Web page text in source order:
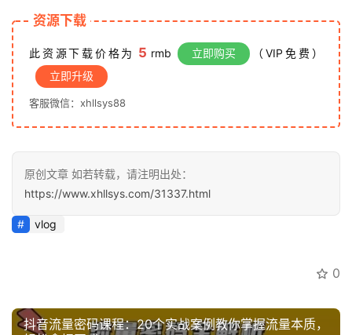
业
资
源
会
资源下载
此资源下载价格为 5 rmb 立即购买
（VIP免费）
立即升级
客服微信：xhllsys88
原创文章 如若转载，请注明出处：
https://www.xhllsys.com/31337.html
vlog
0
抖音流量密码课程：20个实战案例教你掌握流量本质，